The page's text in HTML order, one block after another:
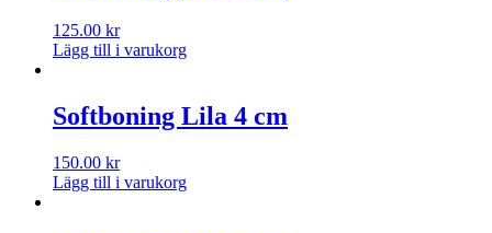
125.00 kr
Lägg till i varukorg
Softboning Lila 4 cm
150.00 kr
Lägg till i varukorg